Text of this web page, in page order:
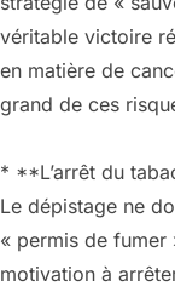
véritable victoire
en matière de
grand de ces
* **L’arrêt du
Le dépistage ne
« permis de
motivation à